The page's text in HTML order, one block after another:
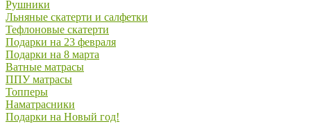
Рушники
Льняные скатерти и салфетки
Тефлоновые скатерти
Подарки на 23 февраля
Подарки на 8 марта
Ватные матрасы
ППУ матрасы
Топперы
Наматрасники
Подарки на Новый год!